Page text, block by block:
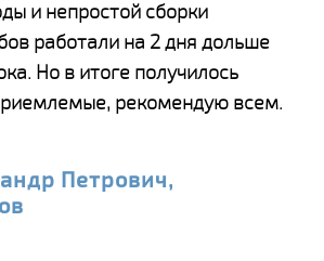
и непростой сборки
работали на 2 дня дольше
Но в итоге получилось
рекомендую всем.
Петрович,